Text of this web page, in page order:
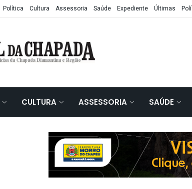
Política Cultura Assessoria Saúde Expediente Últimas
CULTURA ASSESSORIA SAÚDE